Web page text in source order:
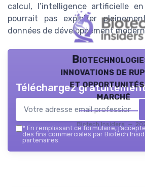
calcul, l’intelligence artificielle
pourrait pas exploiter
données de développement
innovations de
et opportunités
marché
Biotech Insiders —
Téléchargez
* En remplissant ce formulaire,
des fins commerciales par Biotech
partenaires.